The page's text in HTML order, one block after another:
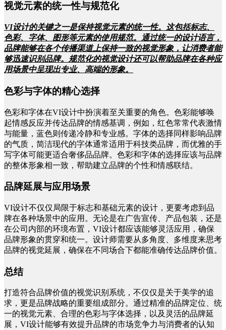
视觉元素的统一性与规范化
VI设计的关键之一是保持视觉元素的统一性。这包括标志、
色彩、字体、图形等元素的使用规范。通过统一的设计语言，
品牌能够在各个传播渠道上保持一致的视觉形象，让消费者能
够迅速识别品牌。规范化的视觉设计还可以帮助品牌在各种应
用场景中呈现出专业、高端的形象。
色彩与字体的精心选择
色彩和字体在VI设计中扮演着至关重要的角色。色彩能够唤
起情感反应并传达品牌的情感基调，例如，红色常常代表激情
与能量，蓝色则传递冷静和专业感。字体的选择同样影响品牌
的气质，简洁现代的字体通常适用于科技类品牌，而优雅的手
写字体可能更适合奢侈品品牌。色彩和字体的选择应该与品牌
的整体形象相一致，帮助建立品牌的个性和情感联结。
品牌延展与应用场景
VI设计不仅仅局限于标志和基础元素的设计，更要考虑到品
牌在各种场景中的应用。无论是在广告宣传、产品包装，还是
在公司内部的环境布置，VI设计都应该能够灵活应用，确保
品牌形象的贯穿和统一。设计师需要从多角度、多维度来思考
品牌的视觉延展，确保在不同场合下都能准确传达品牌价值。
总结
打造符合品牌价值的视觉识别系统，不仅仅是关于美学的追
求，更是品牌战略的重要组成部分。通过精准的品牌定位、统
一的视觉元素、合理的色彩与字体选择，以及灵活的品牌延
展， VI设计能够有效提升品牌的市场竞争力与消费者的认知